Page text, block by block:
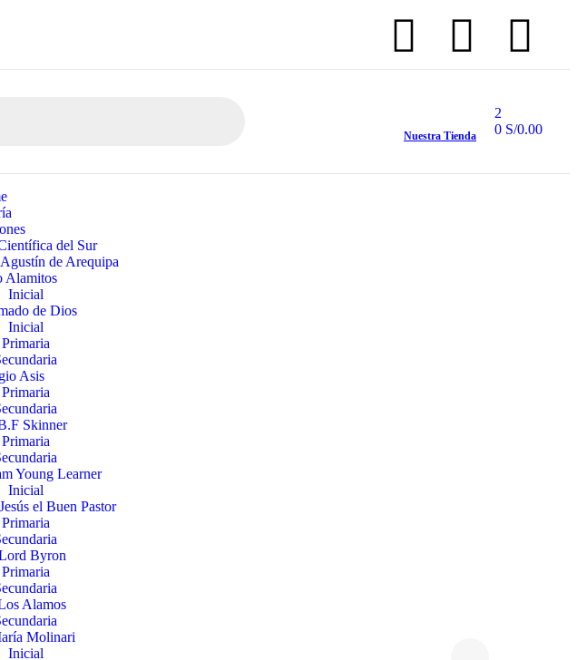
Nuestra Tienda
2
0 S/0.00
del Sur
de Arequipa
Alamitos
Inicial
de Dios
Inicial
Primaria
Asis
Primaria
Skinner
Primaria
Young Learner
Inicial
el Buen Pastor
Primaria
Byron
Primaria
Alamos
Molinari
Inicial